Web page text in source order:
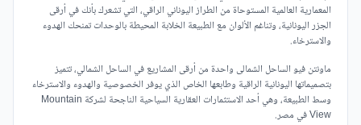
المعمارية العالمية المستوحاة من الطراز اليوناني الراقي، التي تشعرك بأنك في أرقى
الجزر اليونانية، وتناغم الألوان مع الطبيعة الخلابة المحيطة بالوحدات تمنحك الهدوء
والاسترخاء.
ماونتن فيو الساحل الشمالى واحدة من أرقى المشاريع في الساحل الشمالي، تتميز
بتصميماتها اليونانية الراقية وطابعها الخاص الذي يوفر الخصوصية والهدوء والاسترخاء
وسط الطبيعة، وهي أحد الاستثمارات العقارية السياحية الناجحة لشركة Mountain
View في مصر.